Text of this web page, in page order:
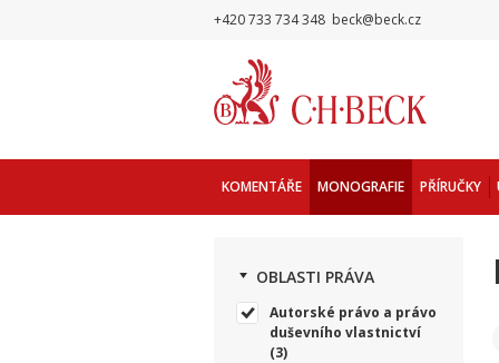
+420 733 734 348 beck@beck.cz
KOMENTÁŘE MONOGRAFIE PŘÍRUČKY
OBLASTI PRÁVA
Autorské právo a právo
duševního vlastnictví
(3)